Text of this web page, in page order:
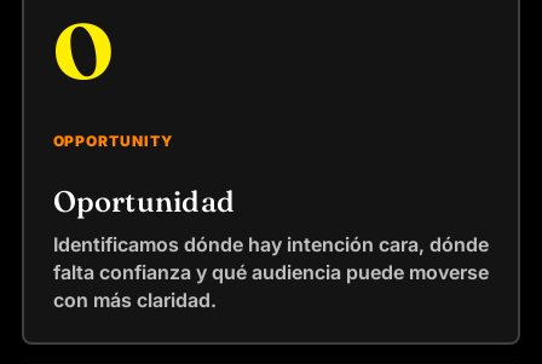
O
OPPORTUNITY
Oportunidad
Identificamos dónde hay intención cara, dónde
falta confianza y qué audiencia puede moverse
con más claridad.